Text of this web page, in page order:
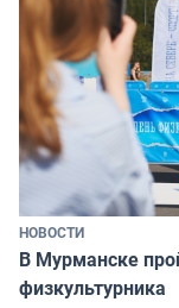
НОВОСТИ
В Мурманске
физкультурника